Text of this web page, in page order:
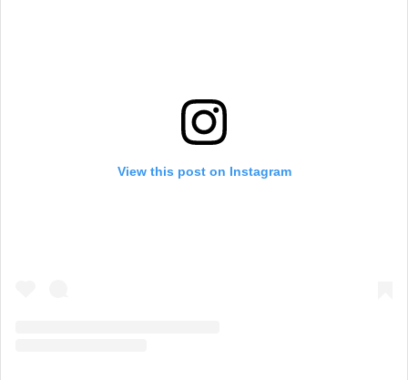
View this post on Instagram